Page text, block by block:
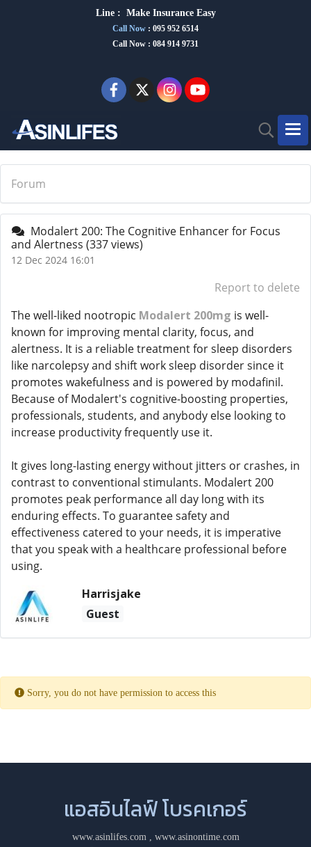
Line : Make Insurance Easy
Call Now : 095 952 6514
Call Now : 084 914 9731
Forum
Modalert 200: The Cognitive Enhancer for Focus
and Alertness (337 views)
12 Dec 2024 16:01
Report to delete
The well-liked nootropic Modalert 200mg is well-
known for improving mental clarity, focus, and
alertness. It is a reliable treatment for sleep disorders
like narcolepsy and shift work sleep disorder since it
promotes wakefulness and is powered by modafinil.
Because of Modalert's cognitive-boosting properties,
professionals, students, and anybody else looking to
increase productivity frequently use it.
It gives long-lasting energy without jitters or crashes, in
contrast to conventional stimulants. Modalert 200
promotes peak performance all day long with its
enduring effects. To guarantee safety and
effectiveness catered to your needs, it is imperative
that you speak with a healthcare professional before
using.
Harrisjake
Guest
Sorry, you do not have permission to access this
แอสอินไลฟ์ โบรคเกอร์
www.asinlifes.com, www.asinontime.com